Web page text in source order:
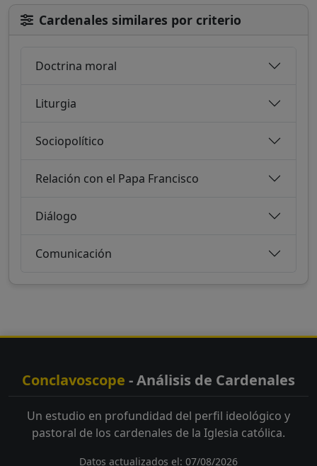
Cardenales similares por criterio
Doctrina moral
Liturgia
Sociopolítico
Relación con el Papa Francisco
Diálogo
Comunicación
Conclavoscope - Análisis de Cardenales
Un estudio en profundidad del perfil ideológico y
pastoral de los cardenales de la Iglesia católica.
Datos actualizados el: 07/08/2026